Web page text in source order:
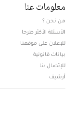
معلومات عنا
من نحن ؟
الأسئلة الأكثر طرحا
للإعلان على موقعنا
بيانات قانونية
للإتصال بنا
أرشيف